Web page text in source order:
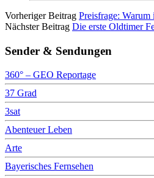
Vorheriger Beitrag Preisfrage:
Nächster Beitrag Die erste Oldtimer
Sender & Sendungen
360° – GEO Reportage
37 Grad
3sat
Abenteuer Leben
Arte
Bayerisches Fernsehen